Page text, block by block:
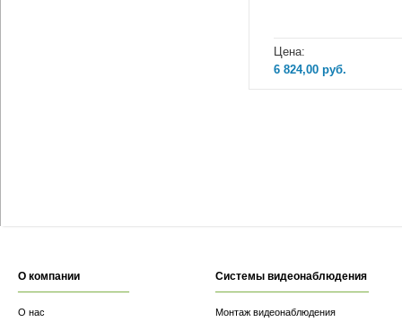
Цена:
6 824,00 руб.
О компании
О нас
Системы видеонаблюдения
Монтаж видеонаблюдения